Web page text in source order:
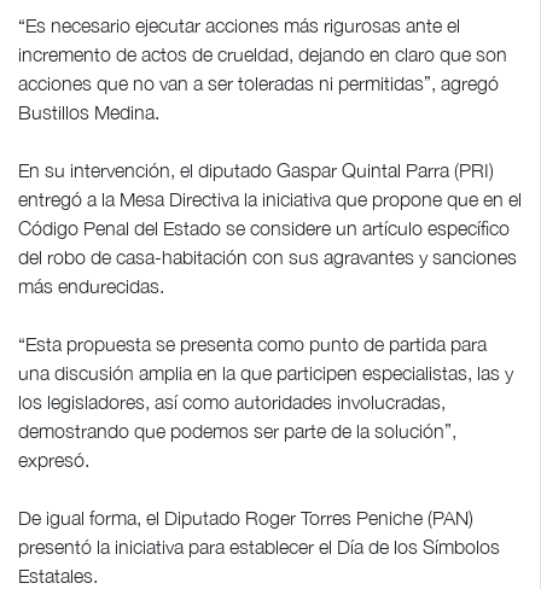
“Es necesario ejecutar acciones más rigurosas ante el
incremento de actos de crueldad, dejando en claro que son
acciones que no van a ser toleradas ni permitidas”, agregó
Bustillos Medina.
En su intervención, el diputado Gaspar Quintal Parra (PRI)
entregó a la Mesa Directiva la iniciativa que propone que en el
Código Penal del Estado se considere un artículo específico
del robo de casa-habitación con sus agravantes y sanciones
más endurecidas.
“Esta propuesta se presenta como punto de partida para
una discusión amplia en la que participen especialistas, las y
los legisladores, así como autoridades involucradas,
demostrando que podemos ser parte de la solución”,
expresó.
De igual forma, el Diputado Roger Torres Peniche (PAN)
presentó la iniciativa para establecer el Día de los Símbolos
Estatales.